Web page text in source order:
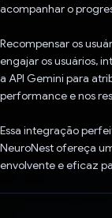
acompanhar o
Recompensar os
engajar os usuários,
a API Gemini para
performance e nos
Essa integração
NeuroNest ofereça
envolvente e eficaz